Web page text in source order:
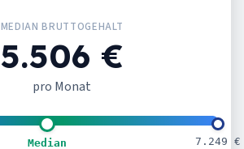
MEDIAN BRUTTOGEHALT
5.506 €
pro Monat
Median
7.249 €